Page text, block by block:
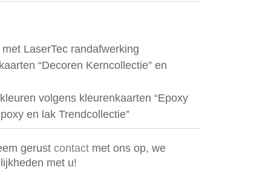
LaserTec randafwerking
“Decoren Kerncollectie” en
volgens kleurenkaarten “Epoxy
en lak Trendcollectie”
gerust contact met ons op, we
met u!